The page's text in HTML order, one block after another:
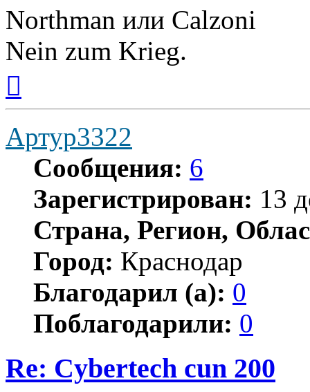
Northman или Calzoni
Nein zum Krieg.
началу
Артур3322
Сообщения: 6
Зарегистрирован: 13
Страна, Регион,
Город: Краснодар
Благодарил (а): 0
Поблагодарили: 0
Re: Cybertech cun 200